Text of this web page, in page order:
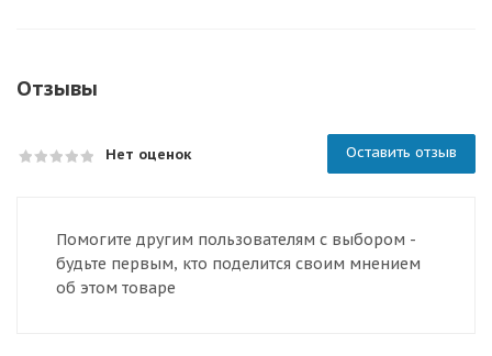
Отзывы
Нет оценок Оставить отзыв
Помогите другим пользователям с выбором -
будьте первым, кто поделится своим мнением
об этом товаре